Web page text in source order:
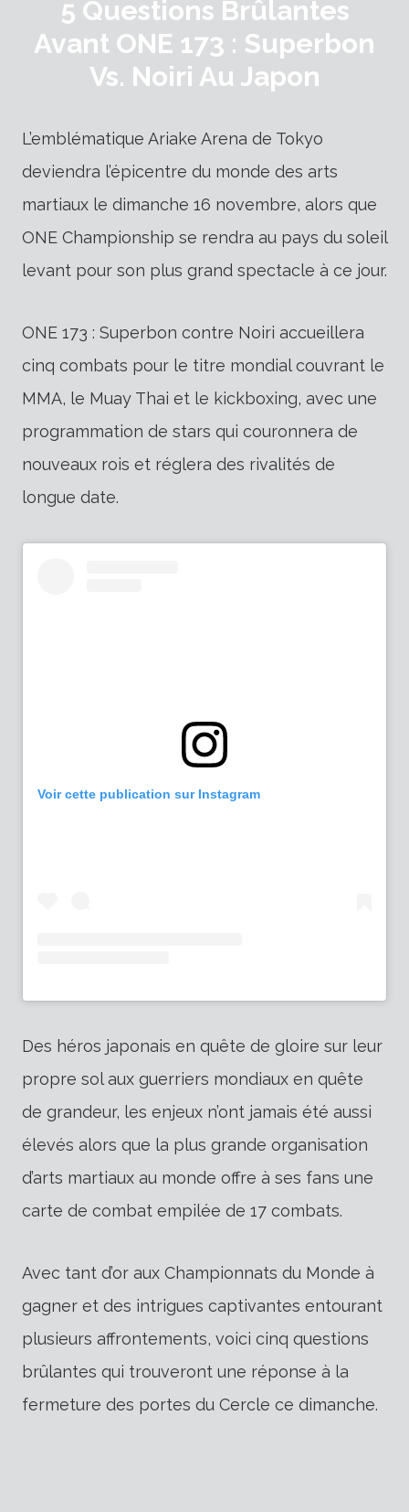
5 Questions Brûlantes
Avant ONE 173 : Superbon
Vs. Noiri Au Japon
L’emblématique Ariake Arena de Tokyo
deviendra l’épicentre du monde des arts
martiaux le dimanche 16 novembre, alors que
ONE Championship se rendra au pays du soleil
levant pour son plus grand spectacle à ce jour.
ONE 173 : Superbon contre Noiri accueillera
cinq combats pour le titre mondial couvrant le
MMA, le Muay Thai et le kickboxing, avec une
programmation de stars qui couronnera de
nouveaux rois et réglera des rivalités de
longue date.
Voir cette publication sur Instagram
Des héros japonais en quête de gloire sur leur
propre sol aux guerriers mondiaux en quête
de grandeur, les enjeux n’ont jamais été aussi
élevés alors que la plus grande organisation
d’arts martiaux au monde offre à ses fans une
carte de combat empilée de 17 combats.
Avec tant d’or aux Championnats du Monde à
gagner et des intrigues captivantes entourant
plusieurs affrontements, voici cinq questions
brûlantes qui trouveront une réponse à la
fermeture des portes du Cercle ce dimanche.